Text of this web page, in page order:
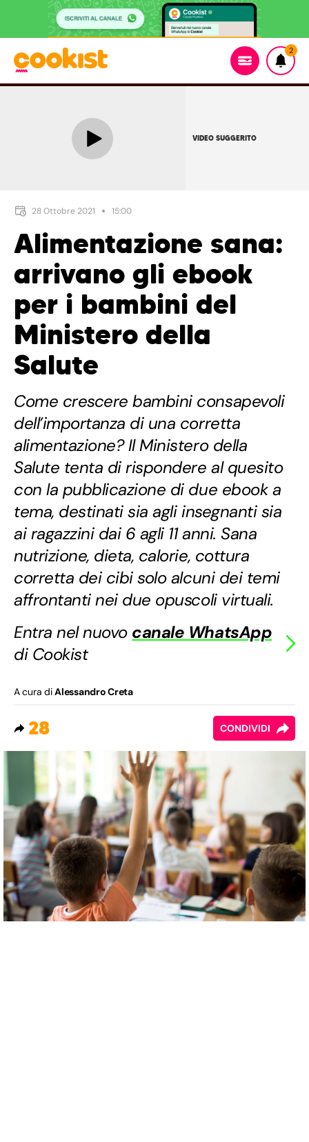
2
VIDEO SUGGERITO
28 Ottobre 2021 15:00
Alimentazione sana:
arrivano gli ebook
per i bambini del
Ministero della
Salute
Come crescere bambini consapevoli
dell’importanza di una corretta
alimentazione? Il Ministero della
Salute tenta di rispondere al quesito
con la pubblicazione di due ebook a
tema, destinati sia agli insegnanti sia
ai ragazzini dai 6 agli 11 anni. Sana
nutrizione, dieta, calorie, cottura
corretta dei cibi solo alcuni dei temi
affrontanti nei due opuscoli virtuali.
Entra nel nuovo canale WhatsApp
di Cookist
A cura diAlessandro Creta
28 CONDIVIDI